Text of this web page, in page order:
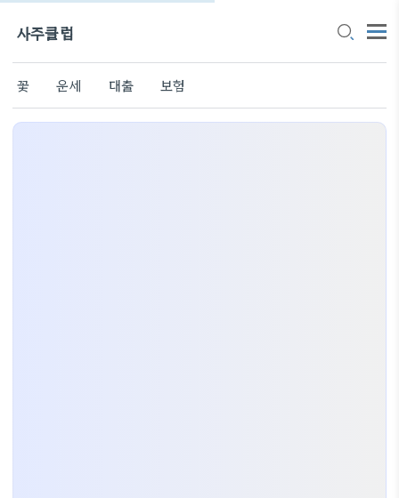
사주클럽
꽃 운세 대출 보험